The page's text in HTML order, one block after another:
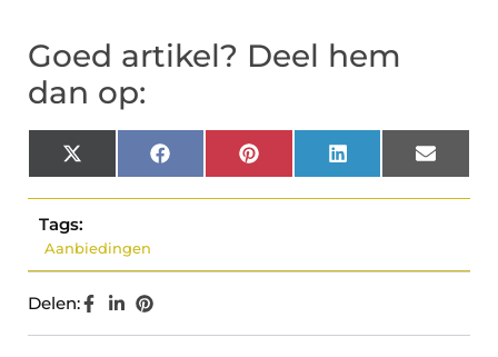
Goed artikel? Deel hem
dan op:
X
(Twitter)
Facebook Pinterest LinkedIn Email
Tags:
Aanbiedingen
Delen: